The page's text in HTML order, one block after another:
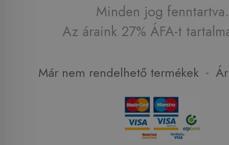
Minden jog fenntartva.
Az áraink 27% ÁFA-t
Már nem rendelhető termékek -